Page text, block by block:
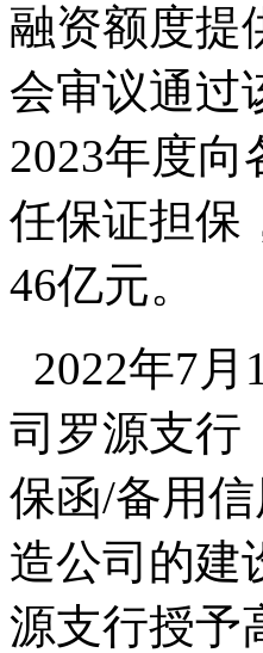
融资额度提
会审议通过
2023年度
任保证担保
46亿元。
2022年7
司罗源支行
保函/备用
造公司的建
源支行授予